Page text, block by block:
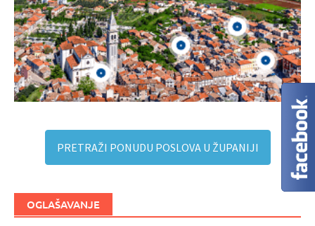
PRETRAŽI PONUDU POSLOVA U ŽUPANIJI
OGLAŠAVANJE